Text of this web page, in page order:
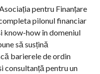
pentru Finanțare
pilonul financiar
know-how în domeniul
să susțină
barierele de ordin
consultanță pentru un